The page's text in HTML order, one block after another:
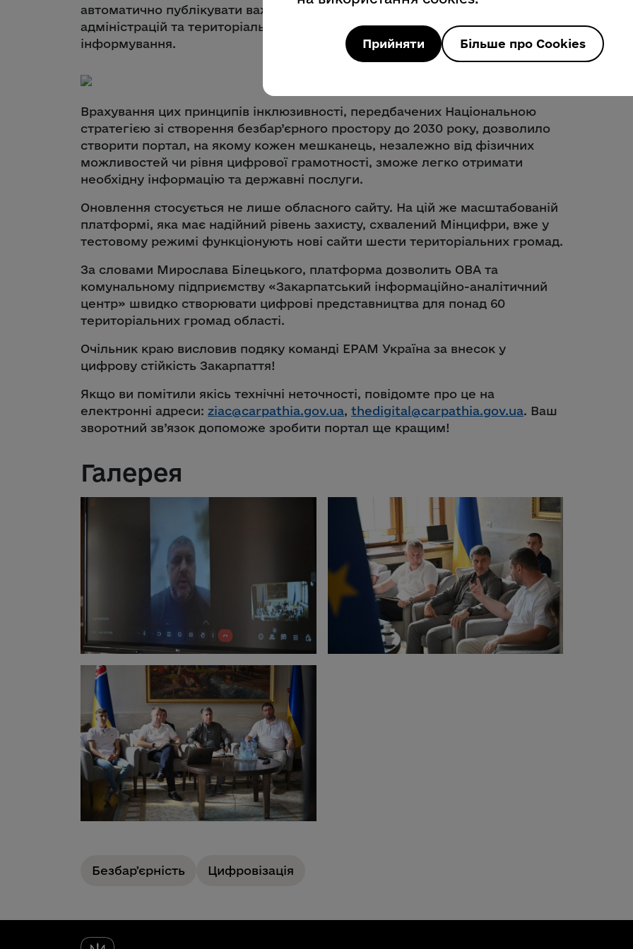
автоматично публікувати важливі обласні новини на сайтах районних
адміністрацій та територіальних громад, забезпечуючи оперативне
інформування.
Врахування цих принципів інклюзивності, передбачених Національною
стратегією зі створення безбар’єрного простору до 2030 року, дозволило
створити портал, на якому кожен мешканець, незалежно від фізичних
можливостей чи рівня цифрової грамотності, зможе легко отримати
необхідну інформацію та державні послуги.
Оновлення стосується не лише обласного сайту. На цій же масштабованій
платформі, яка має надійний рівень захисту, схвалений Мінцифри, вже у
тестовому режимі функціонують нові сайти шести територіальних громад.
За словами Мирослава Білецького, платформа дозволить ОВА та
комунальному підприємству «Закарпатський інформаційно-аналітичний
центр» швидко створювати цифрові представництва для понад 60
територіальних громад області.
Очільник краю висловив подяку команді EPAM Україна за внесок у
цифрову стійкість Закарпаття!
Якщо ви помітили якісь технічні неточності, повідомте про це на
електронні адреси: ziac@carpathia.gov.ua, thedigital@carpathia.gov.ua. Ваш
зворотний зв’язок допоможе зробити портал ще кращим!
Галерея
Безбарʼєрність Цифровізація
Прийняти Більше про Cookies